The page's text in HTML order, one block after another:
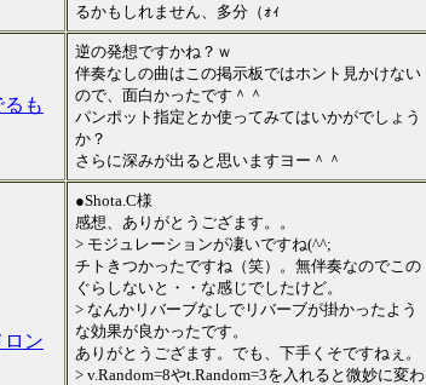
るかもしれません、多分（ｫｨ
るも
逆の発想ですかね？ｗ
伴奏なしの曲はこの掲示板ではホント見かけない
ので、面白かったです＾＾
パンポット指定とか使ってみてはいかがでしょう
か？
さらに深みが出ると思いますヨー＾＾
ロン
●Shota.C様
感想、ありがとうござます。。
> モジュレーションが凄いですね(^^;
チトきつかったですね（笑）。無伴奏なのでこの
ぐらしないと・・な感じでしたけど。
> なんかリバーブなしでリバーブが掛かったよう
な効果が良かったです。
ありがとうござます。でも、下手くそですねぇ。
> v.Random=8やt.Random=3を入れると微妙に変わ